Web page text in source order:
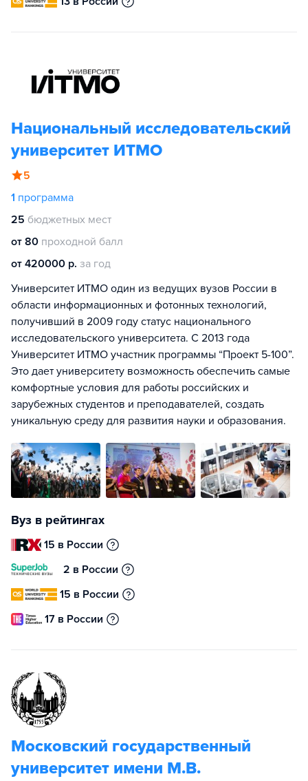
Национальный исследовательский
университет ИТМО
5
1 программа
25 бюджетных мест
от 80 проходной балл
от 420000 р. за год
Университет ИТМО один из ведущих вузов России в
области информационных и фотонных технологий,
получивший в 2009 году статус национального
исследовательского университета. С 2013 года
Университет ИТМО участник программы “Проект 5-100”.
Это дает университету возможность обеспечить самые
комфортные условия для работы российских и
зарубежных студентов и преподавателей, создать
уникальную среду для развития науки и образования.
Вуз в рейтингах
15 в России
2 в России
15 в России
17 в России
Московский государственный
университет имени М.В.